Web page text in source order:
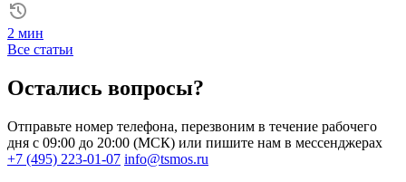
2 мин
Все статьи
Остались вопросы?
Отправьте номер телефона, перезвоним в течение рабочего
дня с 09:00 до 20:00 (МСК) или пишите нам в мессенджерах
+7 (495) 223-01-07 info@tsmos.ru